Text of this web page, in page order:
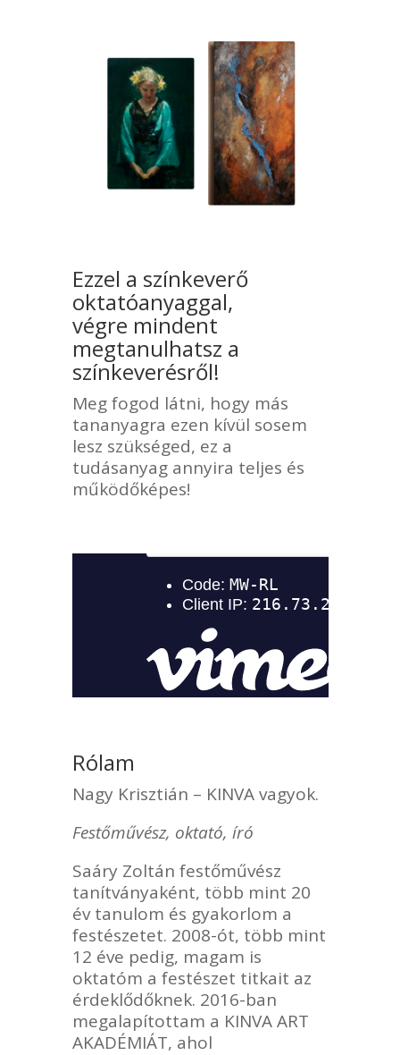
Ezzel a színkeverő
oktatóanyaggal,
végre mindent
megtanulhatsz a
színkeverésről!
Meg fogod látni, hogy más
tananyagra ezen kívül sosem
lesz szükséged, ez a
tudásanyag annyira teljes és
működőképes!
Rólam
Nagy Krisztián – KINVA vagyok.
Festőművész, oktató, író
Saáry Zoltán festőművész
tanítványaként, több mint 20
év tanulom és gyakorlom a
festészetet. 2008-ót, több mint
12 éve pedig, magam is
oktatóm a festészet titkait az
érdeklődőknek. 2016-ban
megalapítottam a KINVA ART
AKADÉMIÁT, ahol